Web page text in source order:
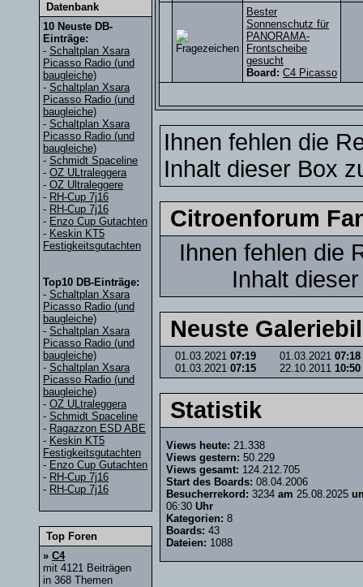
Datenbank
10 Neuste DB-
Einträge:
- Schaltplan Xsara
Picasso Radio (und
baugleiche)
- Schaltplan Xsara
Picasso Radio (und
baugleiche)
- Schaltplan Xsara
Picasso Radio (und
baugleiche)
- Schmidt Spaceline
- OZ ULtraleggera
- OZ Ultraleggere
- RH-Cup 7j16
- RH-Cup 7j16
- Enzo Cup Gutachten
- Keskin KT5
Festigkeitsgutachten
Top10 DB-Einträge:
- Schaltplan Xsara
Picasso Radio (und
baugleiche)
- Schaltplan Xsara
Picasso Radio (und
baugleiche)
- Schaltplan Xsara
Picasso Radio (und
baugleiche)
- OZ ULtraleggera
- Schmidt Spaceline
- Ragazzon ESD ABE
- Keskin KT5
Festigkeitsgutachten
- Enzo Cup Gutachten
- RH-Cup 7j16
- RH-Cup 7j16
Top Foren
» C4
mit 4121 Beiträgen
in 368 Themen
Bester
Sonnenschutz für
PANORAMA-
Frontscheibe
gesucht
Board: C4 Picasso
Ihnen fehlen die
Inhalt dieser Box
Citroenforum
Ihnen fehlen die
Inhalt
Neuste
01.03.2021 07:19 01.03.2021 07:18
01.03.2021 07:15 22.10.2011 10:50
Statistik
Views heute: 21.338
Views gestern: 50.229
Views gesamt: 124.212.705
Start des Boards: 08.04.2006
Besucherrekord: 3234 am 25.08.2025
06:30Uhr
Kategorien: 8
Boards: 43
Dateien: 1088